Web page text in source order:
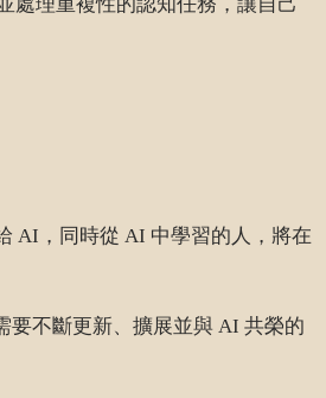
AI，同時從 AI 中學習的人，將在
要不斷更新、擴展並與 AI 共榮的